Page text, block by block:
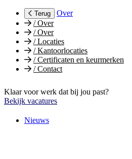
Terug
Over
/Over
/Over
/Locaties
/Kantoorlocaties
/Certificaten en keurmerken
/Contact
Klaar voor werk dat bij jou past?
Bekijk vacatures
Nieuws